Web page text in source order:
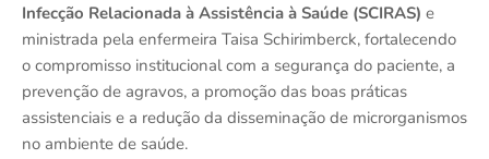
Infecção Relacionada à Assistência à Saúde (SCIRAS) e
ministrada pela enfermeira Taisa Schirimberck, fortalecendo
o compromisso institucional com a segurança do paciente, a
prevenção de agravos, a promoção das boas práticas
assistenciais e a redução da disseminação de microrganismos
no ambiente de saúde.